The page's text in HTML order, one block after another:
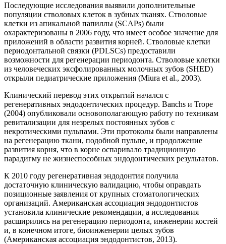
Последующие исследования выявили дополнительные
популяции стволовых клеток в зубных тканях. Стволовые
клетки из апикальной папиллы (SCAPs) были
охарактеризованы в 2006 году, что имеет особое значение для
приложений в области развития корней. Стволовые клетки
периодонтальной связки (PDLSCs) предоставили
возможности для регенерации периодонта. Стволовые клетки
из человеческих эксфолированных молочных зубов (SHED)
открыли педиатрические приложения (Miura et al., 2003).
Клинический перевод этих открытий начался с
регенеративных эндодонтических процедур. Banchs и Trope
(2004) опубликовали основополагающую работу по техникам
ревитализации для незрелых постоянных зубов с
некротическими пульпами. Эти протоколы были направлены
на регенерацию ткани, подобной пульпе, и продолжение
развития корня, что в корне оспаривало традиционную
парадигму не жизнеспособных эндодонтических результатов.
К 2010 году регенеративная эндодонтия получила
достаточную клиническую валидацию, чтобы оправдать
позиционные заявления от крупных стоматологических
организаций. Американская ассоциация эндодонтистов
установила клинические рекомендации, а исследования
расширились на регенерацию периодонта, инженерии костей
и, в конечном итоге, биоинженерии целых зубов
(Американская ассоциация эндодонтистов, 2013).